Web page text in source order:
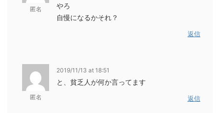
匿名
やろ
自慢になるかそれ？
返信
匿名
2019/11/13 at 18:51
と、貧乏人が何か言ってます
返信